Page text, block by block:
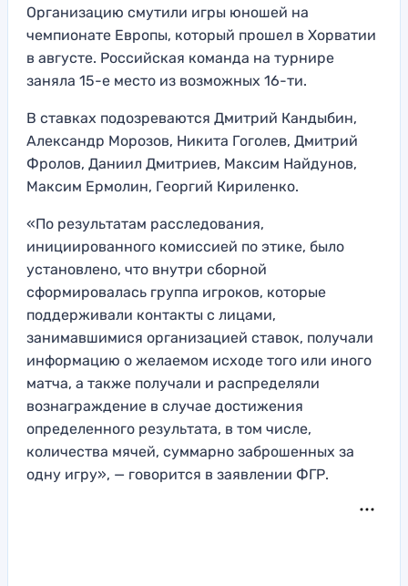
Организацию смутили игры юношей на
чемпионате Европы, который прошел в Хорватии
в августе. Российская команда на турнире
заняла 15-е место из возможных 16-ти.
В ставках подозреваются Дмитрий Кандыбин,
Александр Морозов, Никита Гоголев, Дмитрий
Фролов, Даниил Дмитриев, Максим Найдунов,
Максим Ермолин, Георгий Кириленко.
«По результатам расследования,
инициированного комиссией по этике, было
установлено, что внутри сборной
сформировалась группа игроков, которые
поддерживали контакты с лицами,
занимавшимися организацией ставок, получали
информацию о желаемом исходе того или иного
матча, а также получали и распределяли
вознаграждение в случае достижения
определенного результата, в том числе,
количества мячей, суммарно заброшенных за
одну игру», — говорится в заявлении ФГР.